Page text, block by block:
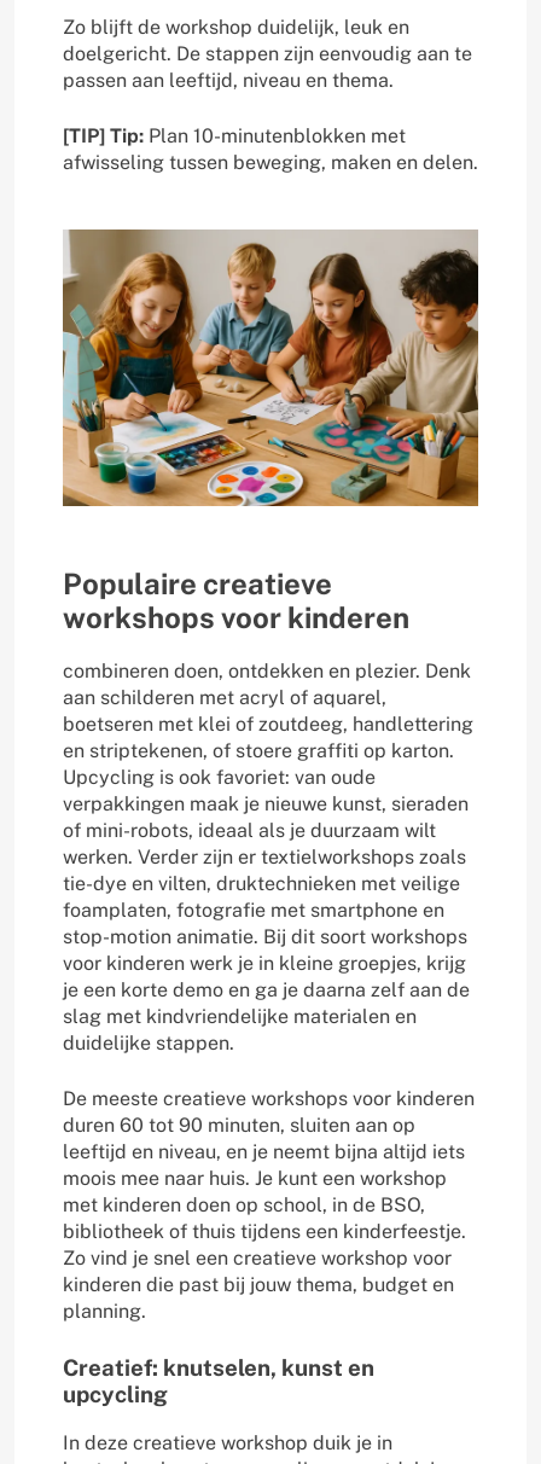
Zo blijft de workshop duidelijk, leuk en
doelgericht. De stappen zijn eenvoudig aan te
passen aan leeftijd, niveau en thema.
[TIP] Tip: Plan 10-minutenblokken met
afwisseling tussen beweging, maken en delen.
Populaire creatieve
workshops voor kinderen
combineren doen, ontdekken en plezier. Denk
aan schilderen met acryl of aquarel,
boetseren met klei of zoutdeeg, handlettering
en striptekenen, of stoere graffiti op karton.
Upcycling is ook favoriet: van oude
verpakkingen maak je nieuwe kunst, sieraden
of mini-robots, ideaal als je duurzaam wilt
werken. Verder zijn er textielworkshops zoals
tie-dye en vilten, druktechnieken met veilige
foamplaten, fotografie met smartphone en
stop-motion animatie. Bij dit soort workshops
voor kinderen werk je in kleine groepjes, krijg
je een korte demo en ga je daarna zelf aan de
slag met kindvriendelijke materialen en
duidelijke stappen.
De meeste creatieve workshops voor kinderen
duren 60 tot 90 minuten, sluiten aan op
leeftijd en niveau, en je neemt bijna altijd iets
moois mee naar huis. Je kunt een workshop
met kinderen doen op school, in de BSO,
bibliotheek of thuis tijdens een kinderfeestje.
Zo vind je snel een creatieve workshop voor
kinderen die past bij jouw thema, budget en
planning.
Creatief: knutselen, kunst en
upcycling
In deze creatieve workshop duik je in